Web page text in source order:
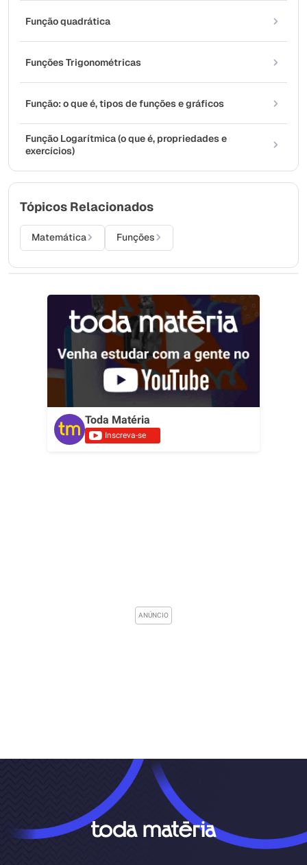
Função quadrática
Funções Trigonométricas
Função: o que é, tipos de funções e gráficos
Função Logarítmica (o que é, propriedades e
exercícios)
Tópicos Relacionados
Matemática Funções
Toda Matéria
Inscreva-se